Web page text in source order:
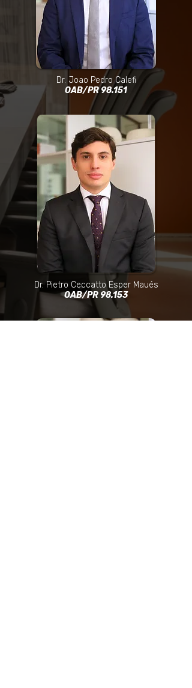
Dr. Joao Pedro Calefi
OAB/PR 98.151
Dr. Pietro Ceccatto Esper Maués
OAB/PR 98.153